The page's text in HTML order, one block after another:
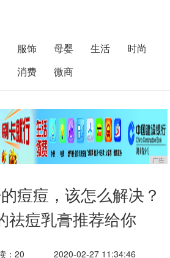
服饰 母婴 生活
时尚
消费 微商
广告
痘痘，该怎么解决？
祛痘乳膏推荐给你
：20 2020-02-27 11:34:46